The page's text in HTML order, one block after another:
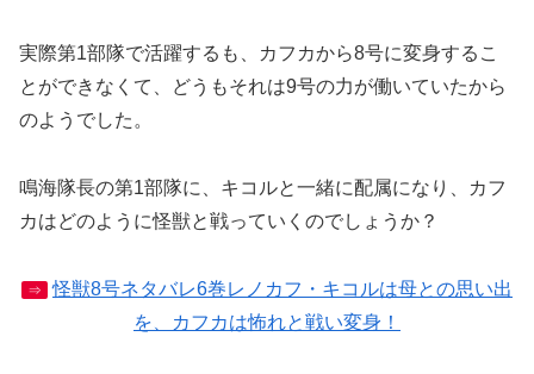
実際第1部隊で活躍するも、カフカから8号に変身するこ
とができなくて、どうもそれは9号の力が働いていたから
のようでした。
鳴海隊長の第1部隊に、キコルと一緒に配属になり、カフ
カはどのように怪獣と戦っていくのでしょうか？
⇒
怪獣8号ネタバレ6巻レノカフ・キコルは母との思い出
を、カフカは怖れと戦い変身！